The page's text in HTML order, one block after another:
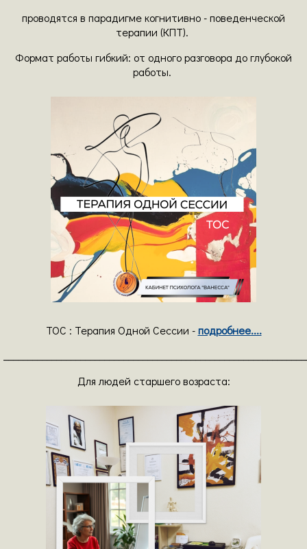
проводятся в парадигме когнитивно - поведенческой
терапии (КПТ).
Формат работы гибкий: от одного разговора до глубокой
работы.
ТОС : Терапия Одной Сессии -подробнее....
Для людей старшего возраста: